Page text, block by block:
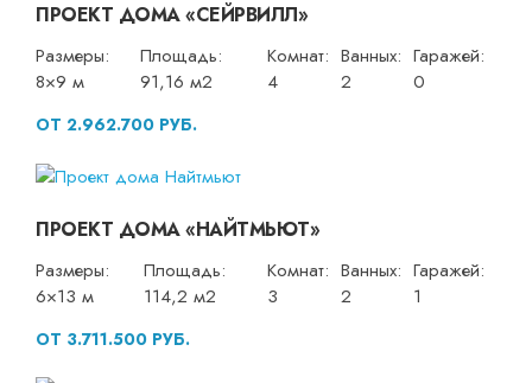
ПРОЕКТ ДОМА «СЕЙРВИЛЛ»
Размеры:
8×9 м
Площадь:
91,16 м2
Комнат:
4
Ванных:
2
Гаражей:
0
ОТ 2.962.700 РУБ.
ПРОЕКТ ДОМА «НАЙТМЬЮТ»
Размеры:
6×13 м
Площадь:
114,2 м2
Комнат:
3
Ванных:
2
Гаражей:
1
ОТ 3.711.500 РУБ.